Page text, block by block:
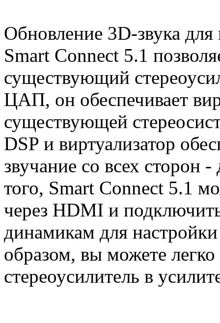
Обновление 3D-звука для
Smart Connect 5.1
существующий
ЦАП, он обеспечивает
существующей
DSP и виртуализатор
звучание со всех сторон
того, Smart Connect 5.1
через HDMI и
динамикам для
образом, вы можете
стереоусилитель в